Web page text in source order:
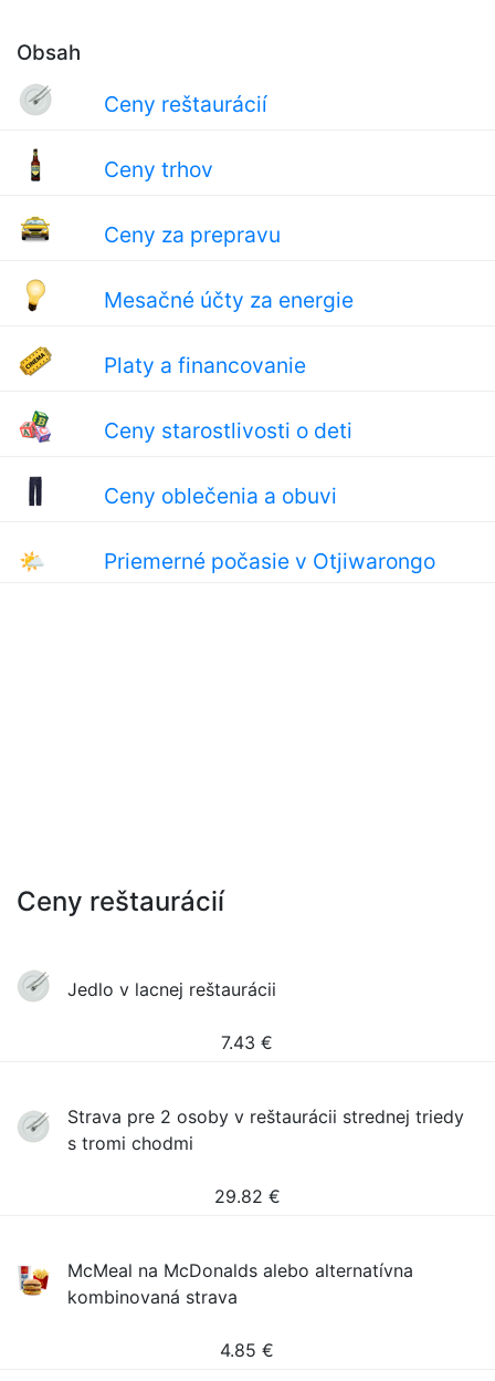
Obsah
Ceny reštaurácií
Ceny trhov
Ceny za prepravu
Mesačné účty za energie
Platy a financovanie
Ceny starostlivosti o deti
Ceny oblečenia a obuvi
🌤 Priemerné počasie v Otjiwarongo
Ceny reštaurácií
Jedlo v lacnej reštaurácii
7.43 €
Strava pre 2 osoby v reštaurácii strednej triedy
s tromi chodmi
29.82 €
McMeal na McDonalds alebo alternatívna
kombinovaná strava
4.85 €